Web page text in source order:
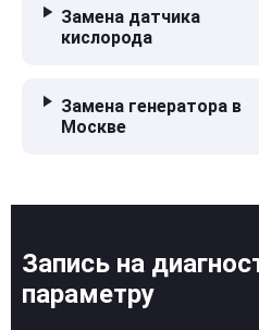
Замена датчика
кислорода
Замена генератора в
Москве
Запись на
параметру